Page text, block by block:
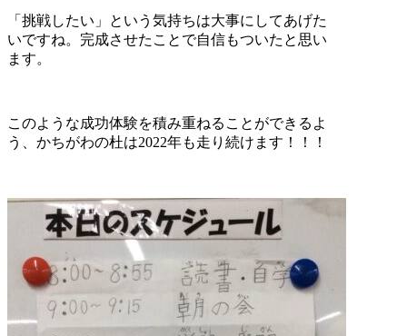
「挑戦したい」という気持ちは大事にしてあげた
いですね。完成させたことで自信もついたと思い
ます。
このような成功体験を積み重ねることができるよ
う、かちがわの杜は2022年も走り続けます！！！